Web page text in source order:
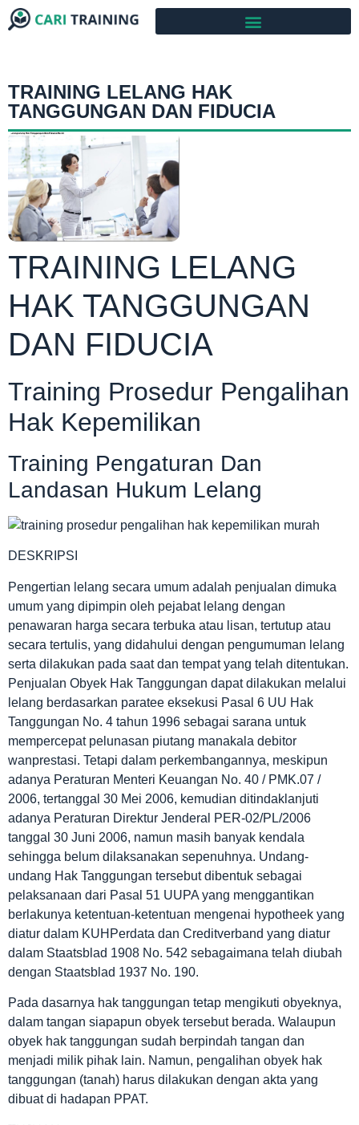
TRAINING LELANG HAK
TANGGUNGAN DAN FIDUCIA
TRAINING LELANG
HAK TANGGUNGAN
DAN FIDUCIA
Training Prosedur Pengalihan
Hak Kepemilikan
Training Pengaturan Dan
Landasan Hukum Lelang
DESKRIPSI
Pengertian lelang secara umum adalah penjualan dimuka
umum yang dipimpin oleh pejabat lelang dengan
penawaran harga secara terbuka atau lisan, tertutup atau
secara tertulis, yang didahului dengan pengumuman lelang
serta dilakukan pada saat dan tempat yang telah ditentukan.
Penjualan Obyek Hak Tanggungan dapat dilakukan melalui
lelang berdasarkan paratee eksekusi Pasal 6 UU Hak
Tanggungan No. 4 tahun 1996 sebagai sarana untuk
mempercepat pelunasan piutang manakala debitor
wanprestasi. Tetapi dalam perkembangannya, meskipun
adanya Peraturan Menteri Keuangan No. 40 / PMK.07 /
2006, tertanggal 30 Mei 2006, kemudian ditindaklanjuti
adanya Peraturan Direktur Jenderal PER-02/PL/2006
tanggal 30 Juni 2006, namun masih banyak kendala
sehingga belum dilaksanakan sepenuhnya. Undang-
undang Hak Tanggungan tersebut dibentuk sebagai
pelaksanaan dari Pasal 51 UUPA yang menggantikan
berlakunya ketentuan-ketentuan mengenai hypotheek yang
diatur dalam KUHPerdata dan Creditverband yang diatur
dalam Staatsblad 1908 No. 542 sebagaimana telah diubah
dengan Staatsblad 1937 No. 190.
Pada dasarnya hak tanggungan tetap mengikuti obyeknya,
dalam tangan siapapun obyek tersebut berada. Walaupun
obyek hak tanggungan sudah berpindah tangan dan
menjadi milik pihak lain. Namun, pengalihan obyek hak
tanggungan (tanah) harus dilakukan dengan akta yang
dibuat di hadapan PPAT.